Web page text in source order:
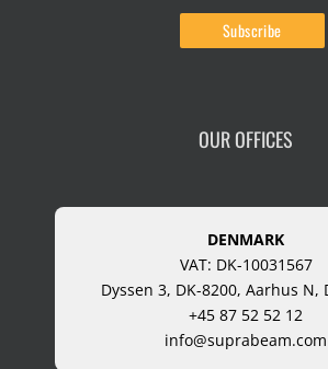
OUR OFFICES
DENMARK
VAT: DK-10031567
Dyssen 3, DK-8200, Aarhus N,
+45 87 52 52 12
info@suprabeam.com